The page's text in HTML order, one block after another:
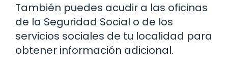
También puedes acudir a las oficinas
de la Seguridad Social o de los
servicios sociales de tu localidad para
obtener información adicional.